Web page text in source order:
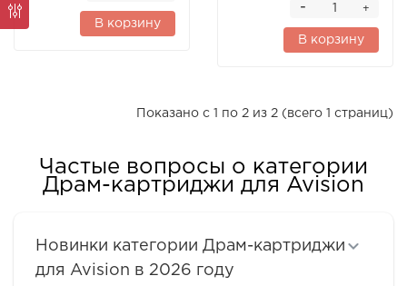
В корзину
+
-
В корзину
Показано с 1 по 2 из 2 (всего 1 страниц)
Частые вопросы о категории
Драм-картриджи для Avision
Новинки категории Драм-картриджи
для Avision в 2026 году